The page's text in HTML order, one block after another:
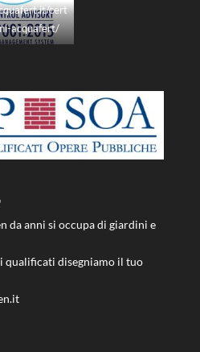
cert
acquafert/
da anni si occupa di giardini e
qualificati disegniamo il tuo